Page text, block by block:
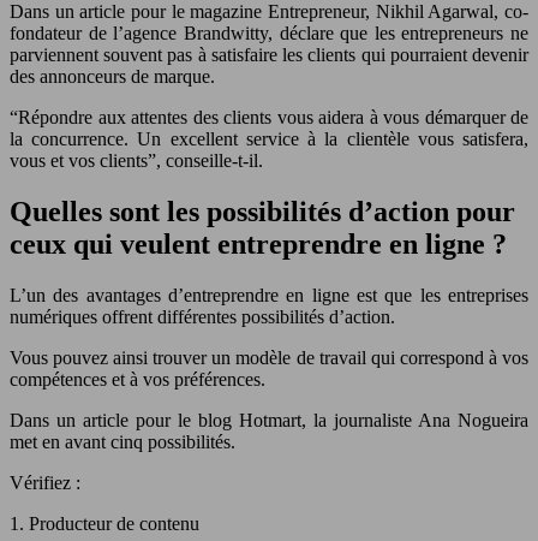
Dans un article pour le magazine Entrepreneur, Nikhil Agarwal, co-
fondateur de l’agence Brandwitty, déclare que les entrepreneurs ne
parviennent souvent pas à satisfaire les clients qui pourraient devenir
des annonceurs de marque.
“Répondre aux attentes des clients vous aidera à vous démarquer de
la concurrence. Un excellent service à la clientèle vous satisfera,
vous et vos clients”, conseille-t-il.
Quelles sont les possibilités d’action pour
ceux qui veulent entreprendre en ligne ?
L’un des avantages d’entreprendre en ligne est que les entreprises
numériques offrent différentes possibilités d’action.
Vous pouvez ainsi trouver un modèle de travail qui correspond à vos
compétences et à vos préférences.
Dans un article pour le blog Hotmart, la journaliste Ana Nogueira
met en avant cinq possibilités.
Vérifiez :
1. Producteur de contenu